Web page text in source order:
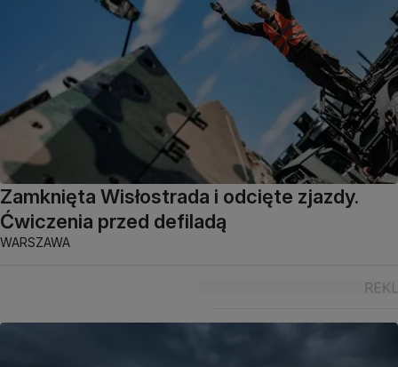
Zamknięta Wisłostrada i odcięte zjazdy.
Ćwiczenia przed defiladą
WARSZAWA